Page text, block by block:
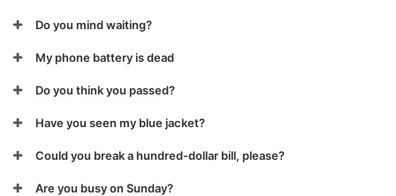
Do you mind waiting?
My phone battery is dead
Do you think you passed?
Have you seen my blue jacket?
Could you break a hundred-dollar bill, please?
Are you busy on Sunday?